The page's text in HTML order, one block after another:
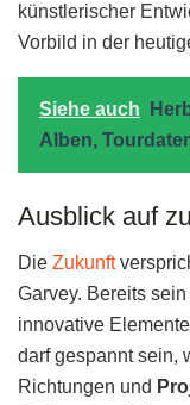
künstlerischer
Vorbild in der
Siehe auch
Alben,
Ausblick auf
Die Zukunft
Garvey. Bereits
innovative
darf gespannt sein,
Richtungen und